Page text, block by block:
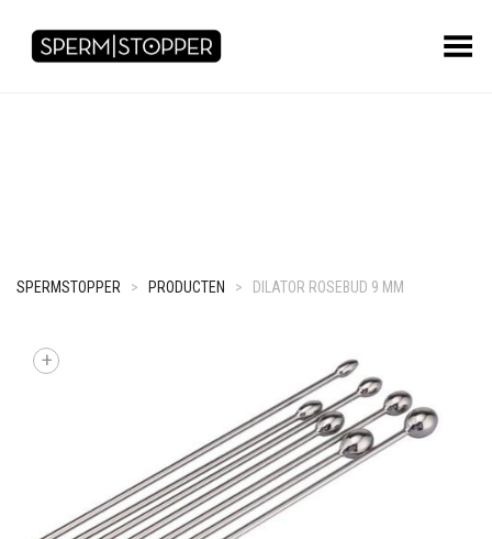
Toggle Menu
SPERMSTOPPER > PRODUCTEN > DILATOR ROSEBUD 9 MM
+